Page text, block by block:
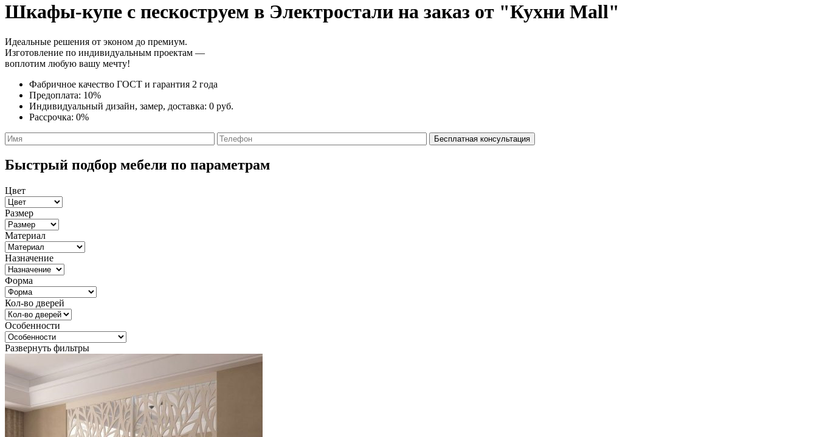
Шкафы-купе с пескоструем в Электростали на заказ от "Кухни Mall"
Идеальные решения от эконом до премиум.
Изготовление по индивидуальным проектам —
воплотим любую вашу мечту!
Фабричное качество ГОСТ и гарантия 2 года
Предоплата: 10%
Индивидуальный дизайн, замер, доставка: 0 руб.
Рассрочка: 0%
Быстрый подбор мебели по параметрам
Цвет
Размер
Материал
Назначение
Форма
Кол-во дверей
Особенности
Развернуть фильтры